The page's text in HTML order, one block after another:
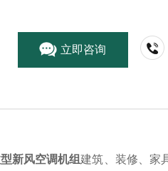
立即咨询
新风空调机组建筑、装修、家